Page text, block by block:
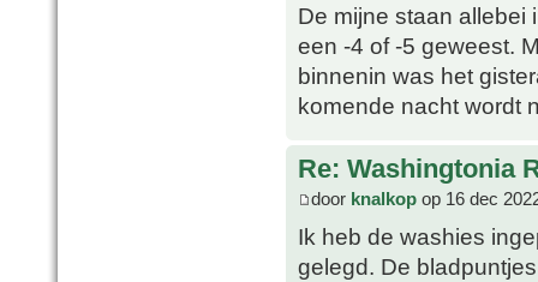
De mijne staan allebei
een -4 of -5 geweest.
binnenin was het
komende nacht wordt
Re: Washingtonia
door knalkop op 16 dec
Ik heb de washies
gelegd. De